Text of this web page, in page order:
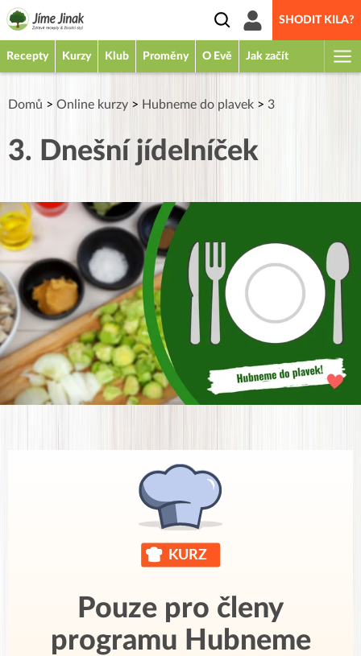
SHODIT KILA?
Recepty Kurzy Klub Proměny O Evě Jak začít
Domů > Online kurzy > Hubneme do plavek > 3
3. Dnešní jídelníček
Pouze pro členy
programu Hubneme